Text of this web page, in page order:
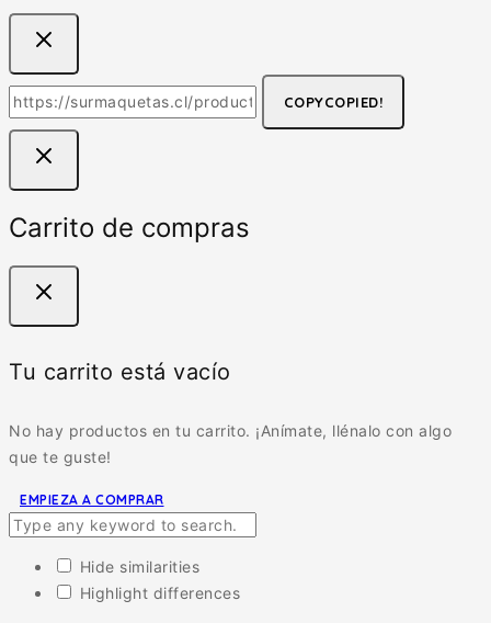
COPYCOPIED!
Carrito de compras
Tu carrito está vacío
No hay productos en tu carrito. ¡Anímate, llénalo con algo
que te guste!
EMPIEZA A COMPRAR
Hide similarities
Highlight differences